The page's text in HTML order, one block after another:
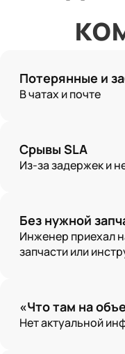
Потерянные и
В чатах и почте
Срывы SLA
Из-за задержек и
Без нужной
Инженер приехал
запчасти или
«Что там на
Нет актуальной